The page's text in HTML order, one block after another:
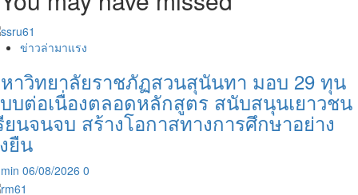
ข่าวล่ามาแรง
าวิทยาลัยราชภัฏสวนสุนันทา มอบ 29 ทุน
บต่อเนื่องตลอดหลักสูตร สนับสนุนเยาวชน
ยนจนจบ สร้างโอกาสทางการศึกษาอย่าง
ยืน
06/08/2026 0